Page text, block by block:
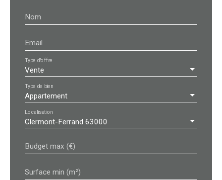
Nom
Email
Vente
Type d'offre
Appartement
Type de bien
Clermont-Ferrand 63000
Localisation
Budget max (€)
Surface min (m²)